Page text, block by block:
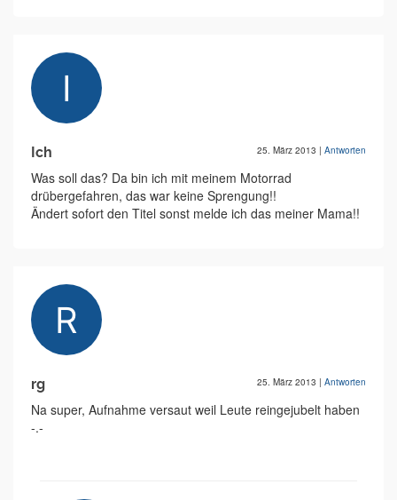
Ich 25. März 2013 | Antworten
Was soll das? Da bin ich mit meinem Motorrad
drübergefahren, das war keine Sprengung!!
Ändert sofort den Titel sonst melde ich das meiner Mama!!
rg 25. März 2013 | Antworten
Na super, Aufnahme versaut weil Leute reingejubelt haben
-.-